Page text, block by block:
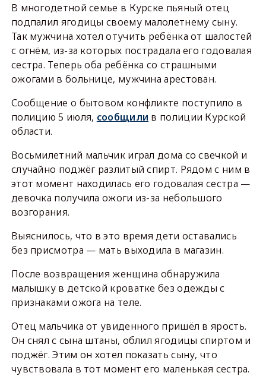
В многодетной семье в Курске пьяный отец
подпалил ягодицы своему малолетнему сыну.
Так мужчина хотел отучить ребёнка от шалостей
с огнём, из-за которых пострадала его годовалая
сестра. Теперь оба ребёнка со страшными
ожогами в больнице, мужчина арестован.
Сообщение о бытовом конфликте поступило в
полицию 5 июля, сообщили в полиции Курской
области.
Восьмилетний мальчик играл дома со свечкой и
случайно поджёг разлитый спирт. Рядом с ним в
этот момент находилась его годовалая сестра —
девочка получила ожоги из-за небольшого
возгорания.
Выяснилось, что в это время дети оставались
без присмотра — мать выходила в магазин.
После возвращения женщина обнаружила
малышку в детской кроватке без одежды с
признаками ожога на теле.
Отец мальчика от увиденного пришёл в ярость.
Он снял с сына штаны, облил ягодицы спиртом и
поджёг. Этим он хотел показать сыну, что
чувствовала в тот момент его маленькая сестра.